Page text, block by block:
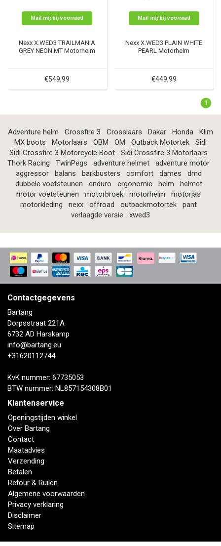
Mail mij bij voorraad
Nexx X.WED3 TRAILMANIA
GREY NEON MT Motorhelm
€549,99
Mail mij bij voorraad
Nexx X.WED3 PLAIN WHITE
PEARL Motorhelm
€449,99
1
Adventure helm Crossfire 3 Crosslaars Dakar Honda
Klim
MX boots
Motorlaars OBM OM Outback Motortek
Sidi
Sidi Crossfire 3 Motorcycle Boot
Sidi Crossfire 3 Motorlaars
Thork Racing
TwinPegs adventure helmet
adventure motor
aggressor
balans barkbusters comfort dames
dmd
dubbele voetsteunen
enduro ergonomie helm
helmet
motor voetsteunen
motorbroek motorhelm
motorjas
motorkleding
nexx offroad outbackmotortek
pant
verlaagde versie
xwed3
Contactgegevens
Bartang
Dorpsstraat 221A
6732 AD Harskamp
info@bartang.eu
+31620112744
KvK nummer: 67735053
BTW nummer: NL857154308B01
Klantenservice
Openingstijden winkel
Over Bartang
Contact
Maatadvies
Verzending
Betalen
Retour & Ruilen
Algemene voorwaarden
Privacy verklaring
Disclaimer
Sitemap